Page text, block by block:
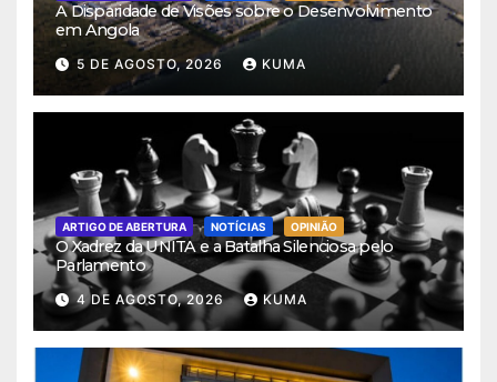
A Disparidade de Visões sobre o Desenvolvimento
em Angola
5 DE AGOSTO, 2026 KUMA
ARTIGO DE ABERTURA NOTÍCIAS OPINIÃO
O Xadrez da UNITA e a Batalha Silenciosa pelo
Parlamento
4 DE AGOSTO, 2026 KUMA